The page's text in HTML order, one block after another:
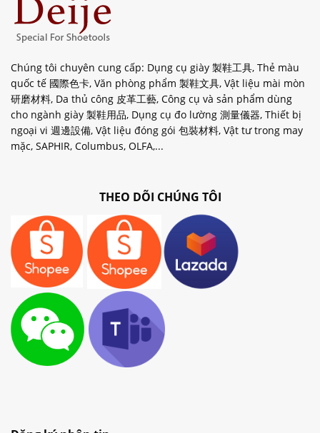
Chúng tôi chuyên cung cấp: Dụng cụ giày 製鞋工具, Thẻ màu
quốc tế 國際色卡, Văn phòng phẩm 製鞋文具, Vật liệu mài mòn
研磨材料, Da thủ công 皮革工藝, Công cụ và sản phẩm dùng
cho ngành giày 製鞋用品, Dụng cụ đo lường 測量儀器, Thiết bị
ngoại vi 週邊設備, Vật liệu đóng gói 包裝材料, Vật tư trong may
mặc, SAPHIR, Columbus, OLFA,...
THEO DÕI CHÚNG TÔI